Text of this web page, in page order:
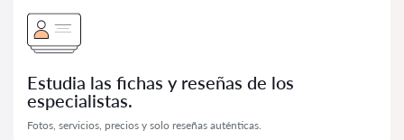
Estudia las fichas y reseñas de los
especialistas.
Fotos, servicios, precios y solo reseñas auténticas.